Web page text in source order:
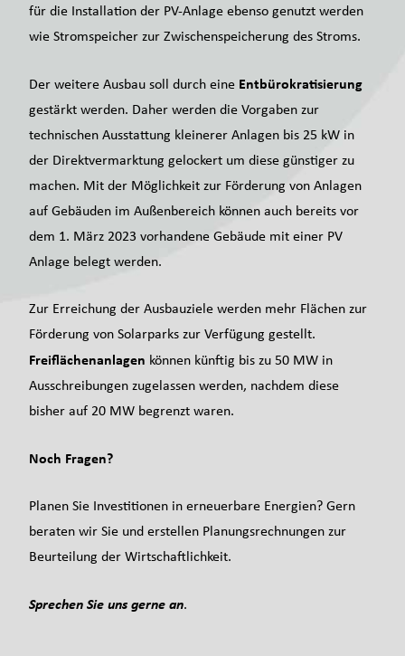
für die Installation der PV-Anlage ebenso genutzt werden
wie Stromspeicher zur Zwischenspeicherung des Stroms.
Der weitere Ausbau soll durch eine Entbürokratisierung
gestärkt werden. Daher werden die Vorgaben zur
technischen Ausstattung kleinerer Anlagen bis 25 kW in
der Direktvermarktung gelockert um diese günstiger zu
machen. Mit der Möglichkeit zur Förderung von Anlagen
auf Gebäuden im Außenbereich können auch bereits vor
dem 1. März 2023 vorhandene Gebäude mit einer PV
Anlage belegt werden.
Zur Erreichung der Ausbauziele werden mehr Flächen zur
Förderung von Solarparks zur Verfügung gestellt.
Freiflächenanlagen können künftig bis zu 50 MW in
Ausschreibungen zugelassen werden, nachdem diese
bisher auf 20 MW begrenzt waren.
Noch Fragen?
Planen Sie Investitionen in erneuerbare Energien? Gern
beraten wir Sie und erstellen Planungsrechnungen zur
Beurteilung der Wirtschaftlichkeit.
Sprechen Sie uns gerne an.